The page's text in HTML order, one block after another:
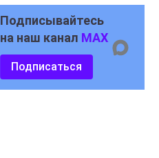
Подписывайтесь
на наш канал MAX
Подписаться